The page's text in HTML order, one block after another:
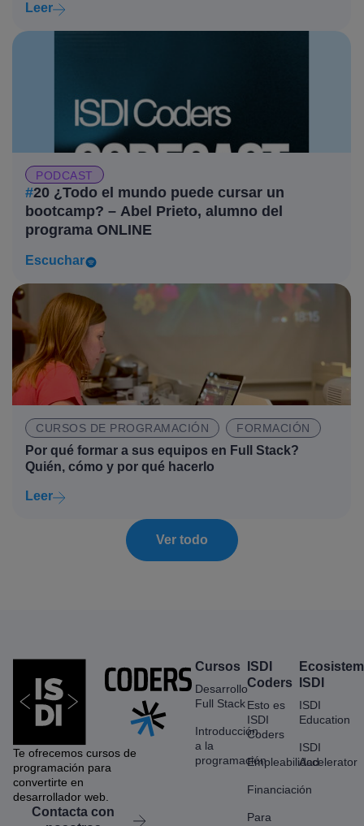
Leer
PODCAST
#20 ¿Todo el mundo puede cursar un
bootcamp? – Abel Prieto, alumno del
programa ONLINE
Escuchar
CURSOS DE PROGRAMACIÓN FORMACIÓN
Por qué formar a sus equipos en Full Stack?
Quién, cómo y por qué hacerlo
Leer
Ver todo
Te ofrecemos cursos de
programación para
convertirte en
desarrollador web.
Contacta con
Cursos
Desarrollo
Full Stack
Introducción
a la
programación
ISDI
Coders
Esto es
ISDI
Coders
Empleabilidad
Financiación
Para
ISDI
ISDI
Education
ISDI
Accelerator